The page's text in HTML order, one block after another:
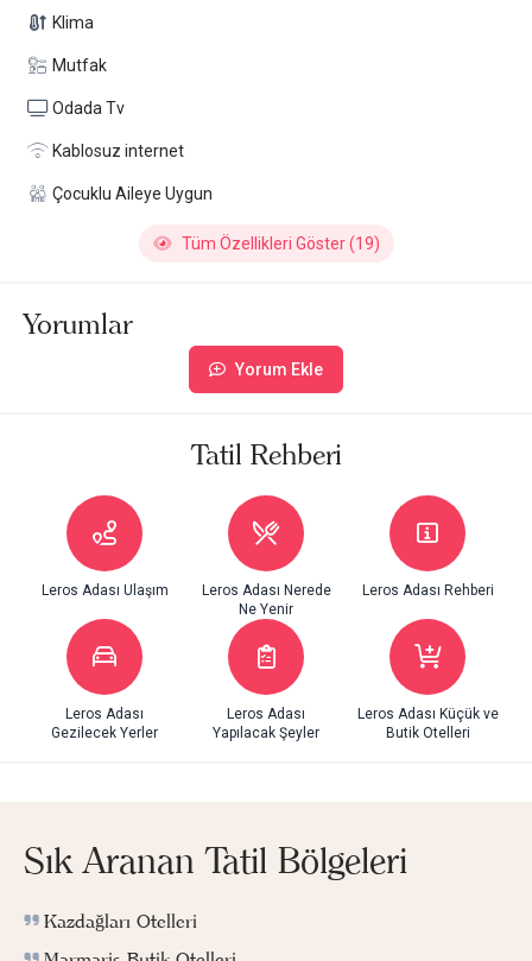
Klima
Mutfak
Odada Tv
Kablosuz internet
Çocuklu Aileye Uygun
Tüm Özellikleri Göster (19)
Yorumlar
Yorum Ekle
Tatil Rehberi
Leros Adası Ulaşım
Leros Adası Nerede
Ne Yenir
Leros Adası Rehberi
Leros Adası
Gezilecek Yerler
Leros Adası
Yapılacak Şeyler
Leros Adası Küçük ve
Butik Otelleri
Sık Aranan Tatil Bölgeleri
Kazdağları Otelleri